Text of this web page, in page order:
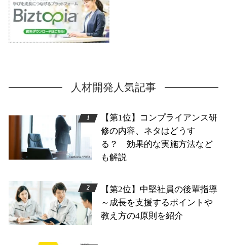
人材開発人気記事
【第1位】コンプライアンス研
修の内容、ネタはどうす
る？ 効果的な実施方法など
も解説
【第2位】中堅社員の後輩指導
～成長を支援するポイントや
教え方の4原則を紹介